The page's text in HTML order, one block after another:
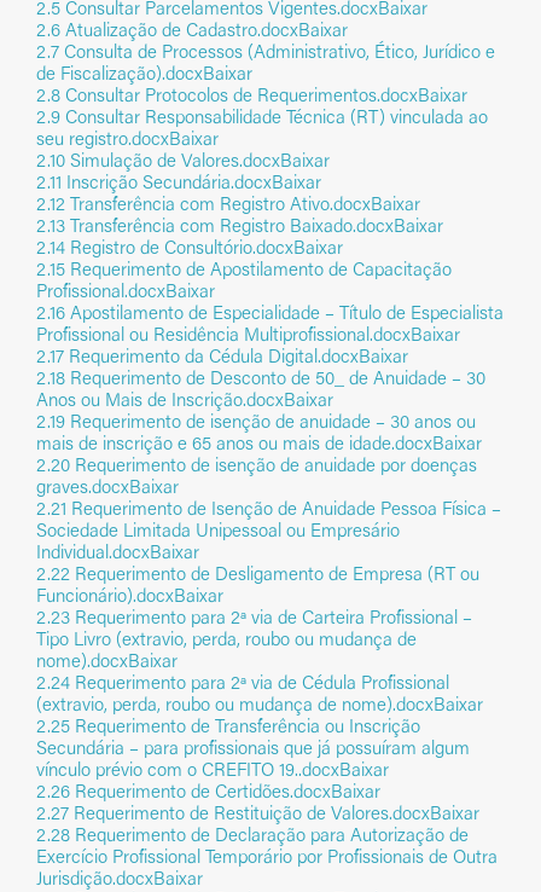
Código de Ética
CBO
Especialidades
Referencial Brasileiro de Procedimentos Fisioterapêuticos –
RBPF
Jornada de Trabalho
Regulamentação
Parâmetros Assistenciais
Terapia Ocupacional
Definição e Símbolo
Formação Acadêmica e Profissional
Código de Ética
Especialidades
Atuação e/ou utilização de técnica
RNHTO
Jornada de Trabalho
Regulamentação
Parâmetros Assistenciais
Acesso à Informação
Institucional
Legislação
Ouvidoria
2.5 Consultar Parcelamentos Vigentes.docxBaixar
2.6 Atualização de Cadastro.docxBaixar
2.7 Consulta de Processos (Administrativo, Ético, Jurídico e
de Fiscalização).docxBaixar
2.8 Consultar Protocolos de Requerimentos.docxBaixar
2.9 Consultar Responsabilidade Técnica (RT) vinculada ao
seu registro.docxBaixar
2.10 Simulação de Valores.docxBaixar
2.11 Inscrição Secundária.docxBaixar
2.12 Transferência com Registro Ativo.docxBaixar
2.13 Transferência com Registro Baixado.docxBaixar
2.14 Registro de Consultório.docxBaixar
2.15 Requerimento de Apostilamento de Capacitação
Profissional.docxBaixar
2.16 Apostilamento de Especialidade – Título de Especialista
Profissional ou Residência Multiprofissional.docxBaixar
2.17 Requerimento da Cédula Digital.docxBaixar
2.18 Requerimento de Desconto de 50_ de Anuidade – 30
Anos ou Mais de Inscrição.docxBaixar
2.19 Requerimento de isenção de anuidade – 30 anos ou
mais de inscrição e 65 anos ou mais de idade.docxBaixar
2.20 Requerimento de isenção de anuidade por doenças
graves.docxBaixar
2.21 Requerimento de Isenção de Anuidade Pessoa Física –
Sociedade Limitada Unipessoal ou Empresário
Individual.docxBaixar
2.22 Requerimento de Desligamento de Empresa (RT ou
Funcionário).docxBaixar
2.23 Requerimento para 2ª via de Carteira Profissional –
Tipo Livro (extravio, perda, roubo ou mudança de
nome).docxBaixar
2.24 Requerimento para 2ª via de Cédula Profissional
(extravio, perda, roubo ou mudança de nome).docxBaixar
2.25 Requerimento de Transferência ou Inscrição
Secundária – para profissionais que já possuíram algum
vínculo prévio com o CREFITO 19..docxBaixar
2.26 Requerimento de Certidões.docxBaixar
2.27 Requerimento de Restituição de Valores.docxBaixar
2.28 Requerimento de Declaração para Autorização de
Exercício Profissional Temporário por Profissionais de Outra
Jurisdição.docxBaixar